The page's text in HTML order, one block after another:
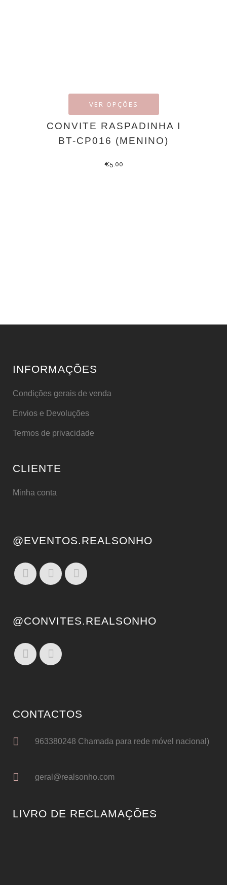
VER OPÇÕES
CONVITE RASPADINHA I
BT-CP016 (MENINO)
€5.00
INFORMAÇÕES
Condições gerais de venda
Envios e Devoluções
Termos de privacidade
CLIENTE
Minha conta
@EVENTOS.REALSONHO
@CONVITES.REALSONHO
CONTACTOS
963380248 Chamada para rede móvel nacional)
geral@realsonho.com
LIVRO DE RECLAMAÇÕES